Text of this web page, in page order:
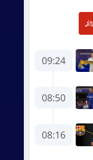
09:24
08:50
08:16